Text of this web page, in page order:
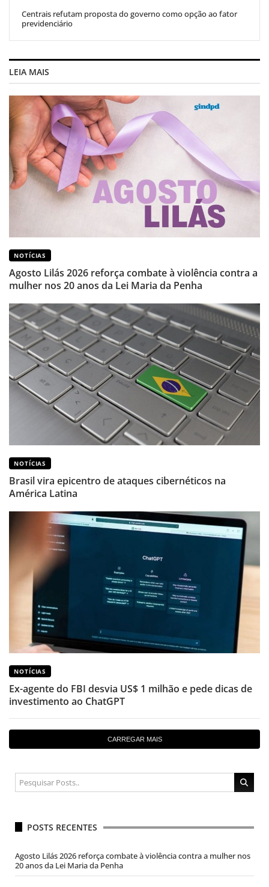
Centrais refutam proposta do governo como opção ao fator
previdenciário
LEIA MAIS
NOTÍCIAS
Agosto Lilás 2026 reforça combate à violência contra a
mulher nos 20 anos da Lei Maria da Penha
NOTÍCIAS
Brasil vira epicentro de ataques cibernéticos na
América Latina
NOTÍCIAS
Ex-agente do FBI desvia US$ 1 milhão e pede dicas de
investimento ao ChatGPT
CARREGAR MAIS
POSTS RECENTES
Agosto Lilás 2026 reforça combate à violência contra a mulher nos
20 anos da Lei Maria da Penha